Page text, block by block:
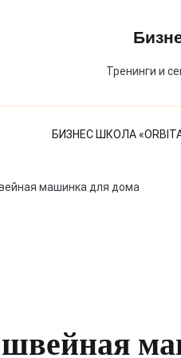
Тренинги и
БИЗНЕС ШКОЛА
машинка для дома